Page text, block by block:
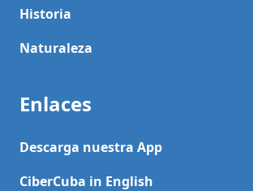
Historia
Naturaleza
Enlaces
Descarga nuestra App
CiberCuba in English